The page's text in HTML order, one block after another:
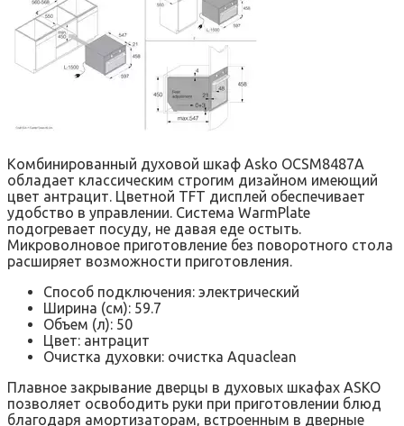
Комбинированный духовой шкаф Asko OCSM8487A
обладает классическим строгим дизайном имеющий
цвет антрацит. Цветной TFT дисплей обеспечивает
удобство в управлении. Система WarmPlate
подогревает посуду, не давая еде остыть.
Микроволновое приготовление без поворотного стола
расширяет возможности приготовления.
Способ подключения: электрический
Ширина (см): 59.7
Объем (л): 50
Цвет: антрацит
Очистка духовки: очистка Aquaclean
Плавное закрывание дверцы в духовых шкафах ASKO
позволяет освободить руки при приготовлении блюд
благодаря амортизаторам, встроенным в дверные